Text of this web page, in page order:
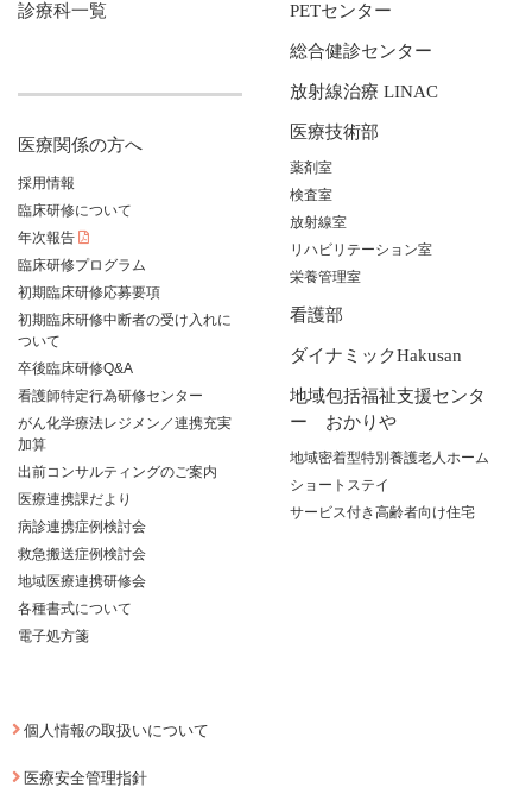
診療科一覧
医療関係の方へ
採用情報
臨床研修について
年次報告
臨床研修プログラム
初期臨床研修応募要項
初期臨床研修中断者の受け入れに
ついて
卒後臨床研修Q&A
看護師特定行為研修センター
がん化学療法レジメン／連携充実
加算
出前コンサルティングのご案内
医療連携課だより
病診連携症例検討会
救急搬送症例検討会
地域医療連携研修会
各種書式について
電子処方箋
PETセンター
総合健診センター
放射線治療 LINAC
医療技術部
薬剤室
検査室
放射線室
リハビリテーション室
栄養管理室
看護部
ダイナミックHakusan
地域包括福祉支援センタ
ー おかりや
地域密着型特別養護老人ホーム
ショートステイ
サービス付き高齢者向け住宅
個人情報の取扱いについて
医療安全管理指針